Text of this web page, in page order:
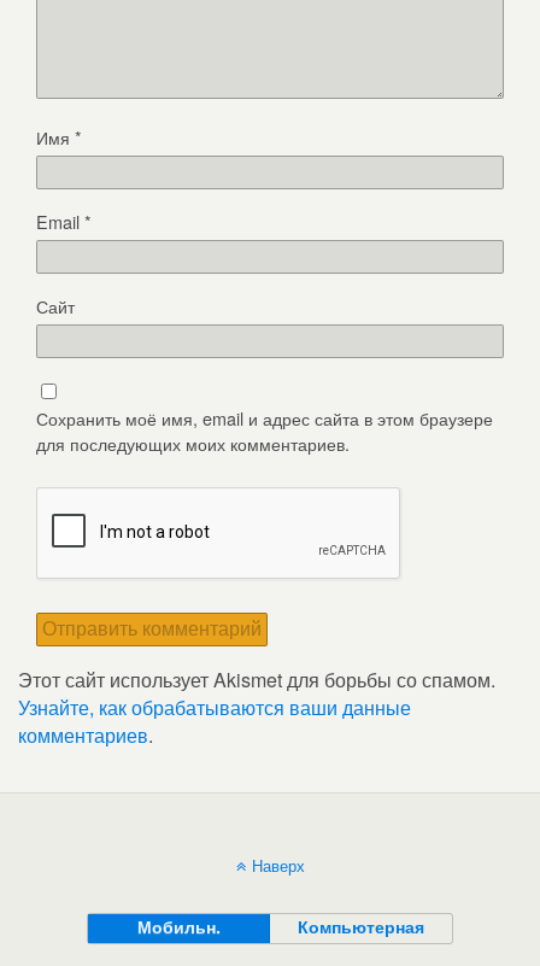
Имя *
Email*
Сайт
Сохранить моё имя, email и адрес сайта в этом браузере
для последующих моих комментариев.
Этот сайт использует Akismet для борьбы со спамом.
Узнайте, как обрабатываются ваши данные
комментариев.
Наверх
Мобильн. Компьютерная